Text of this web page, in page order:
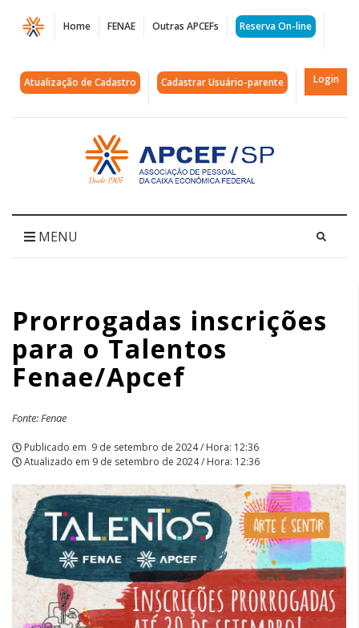
Página
Prorrogadas
inscrições
Talentos
Home FENAE Outras APCEFs Reserva On-line
Atualização de Cadastro Cadastrar Usuário-parente Login
Acessar
página
inicial
MENU
Prorrogadas inscrições
para o Talentos
Fenae/Apcef
Fonte: Fenae
Publicado em 9 de setembro de 2024 / Hora: 12:36
Atualizado em 9 de setembro de 2024 / Hora: 12:36